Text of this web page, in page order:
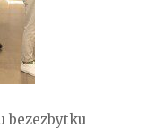
bezezbytku